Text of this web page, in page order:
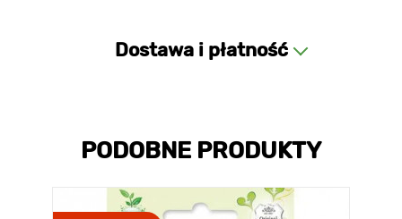
Dostawa i płatność
PODOBNE PRODUKTY